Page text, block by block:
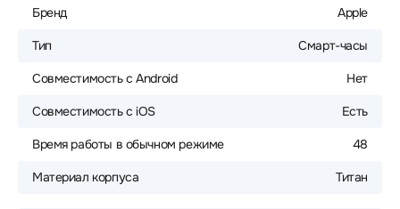
Бренд Apple
Тип Смарт-часы
Совместимость с Android Нет
Совместимость с iOS Есть
Время работы в обычном режиме 48
Материал корпуса Титан